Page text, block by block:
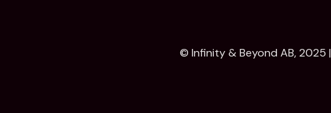
© Infinity & Beyond AB, 2025 |